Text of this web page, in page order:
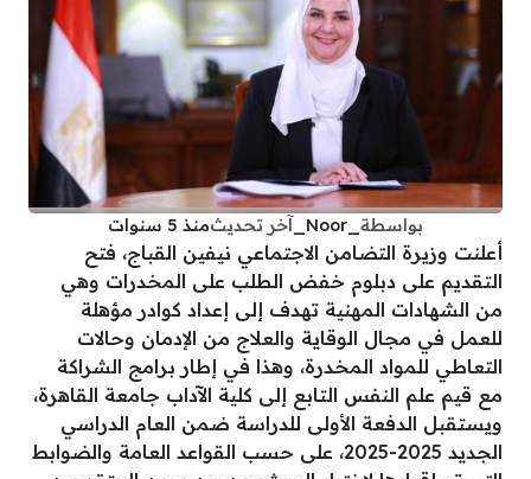
بواسطة آخر تحديثمنذ 5 سنوات
أعلنت وزيرة التضامن الاجتماعي نيفين القباج، فتح
التقديم على دبلوم خفض الطلب على المخدرات وهي
من الشهادات المهنية تهدف إلى إعداد كوادر مؤهلة
للعمل في مجال الوقاية والعلاج من الإدمان وحالات
التعاطي للمواد المخدرة، وهذا في إطار برامج الشراكة
مع قيم علم النفس التابع إلى كلية الآداب جامعة القاهرة،
ويستقبل الدفعة الأولى للدراسة ضمن العام الدراسي
الجديد 2025-2025، على حسب القواعد العامة والضوابط